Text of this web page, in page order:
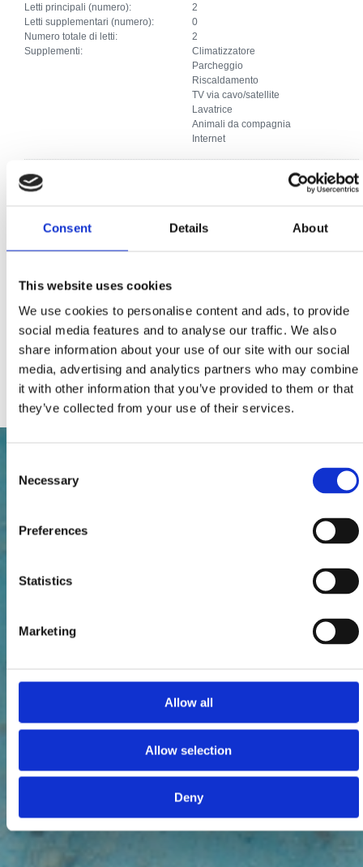
Consent Details About
This website uses cookies
We use cookies to personalise content and ads, to provide
social media features and to analyse our traffic. We also
share information about your use of our site with our social
media, advertising and analytics partners who may combine
it with other information that you’ve provided to them or that
they’ve collected from your use of their services.
Selection
Necessary
Preferences
Statistics
Marketing
Allow all
Allow selection
Deny
Letti principali (numero):
2
Letti supplementari (numero):
0
Numero totale di letti:
2
Supplementi:
Climatizzatore
Parcheggio
Riscaldamento
TV via cavo/satellite
Lavatrice
Animali da compagnia
Internet
Monolocale - studio
Broj jedinica:
1
Supplementi:
Riscaldamento
TV via cavo/satellite
Lavatrice
Animali da compagnia
Internet